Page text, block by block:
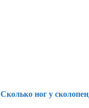
Сколько ног у